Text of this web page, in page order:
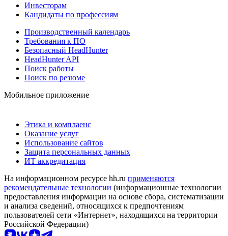
Инвесторам
Кандидаты по профессиям
Производственный календарь
Требования к ПО
Безопасный HeadHunter
HeadHunter API
Поиск работы
Поиск по резюме
Мобильное приложение
Этика и комплаенс
Оказание услуг
Использование сайтов
Защита персональных данных
ИТ аккредитация
На информационном ресурсе hh.ru применяются
рекомендательные технологии (информационные технологии
предоставления информации на основе сбора, систематизации
и анализа сведений, относящихся к предпочтениям
пользователей сети «Интернет», находящихся на территории
Российской Федерации)